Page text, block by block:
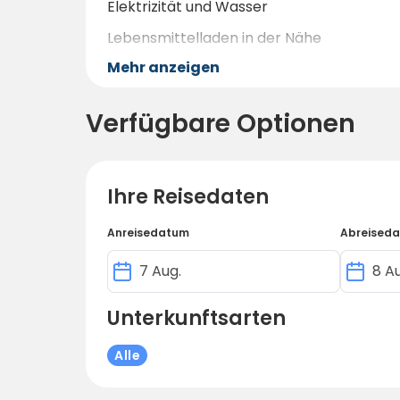
Elektrizität und Wasser
Lebensmittelladen in der Nähe
Holzofen-Sauna mit Steg am Abend ist
Mehr anzeigen
Verfügbare Optionen
Ihre Reisedaten
Anreisedatum
Unterkunftsarten
Alle